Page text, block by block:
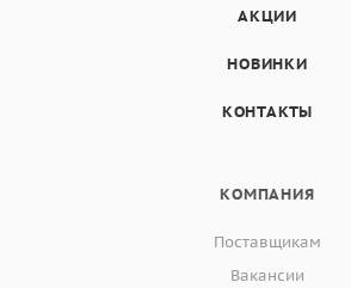
АКЦИИ
НОВИНКИ
КОНТАКТЫ
КОМПАНИЯ
Поставщикам
Вакансии